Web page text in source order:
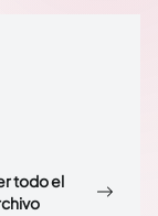
todo el